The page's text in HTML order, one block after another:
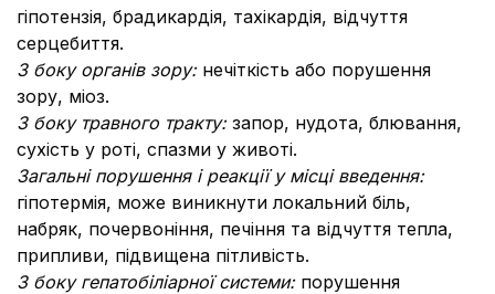
гіпотензія, брадикардія, тахікардія, відчуття
серцебиття.
З боку органів зору: нечіткість або порушення
зору, міоз.
З боку травного тракту: запор, нудота, блювання,
сухість у роті, спазми у животі.
Загальні порушення і реакції у місці введення:
гіпотермія, може виникнути локальний біль,
набряк, почервоніння, печіння та відчуття тепла,
припливи, підвищена пітливість.
З боку гепатобіліарної системи: порушення